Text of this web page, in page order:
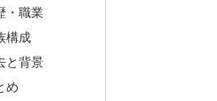
・職業
構成
と背景
め